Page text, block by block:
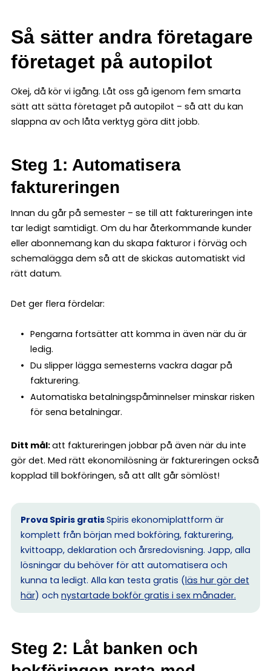
Så sätter andra företagare
företaget på autopilot
Okej, då kör vi igång. Låt oss gå igenom fem smarta
sätt att sätta företaget på autopilot – så att du kan
slappna av och låta verktyg göra ditt jobb.
Steg 1: Automatisera
faktureringen
Innan du går på semester – se till att faktureringen inte
tar ledigt samtidigt. Om du har återkommande kunder
eller abonnemang kan du skapa fakturor i förväg och
schemalägga dem så att de skickas automatiskt vid
rätt datum.
Det ger flera fördelar:
Pengarna fortsätter att komma in även när du är
ledig.
Du slipper lägga semesterns vackra dagar på
fakturering.
Automatiska betalningspåminnelser minskar risken
för sena betalningar.
Ditt mål:att faktureringen jobbar på även när du inte
gör det. Med rätt ekonomilösning är faktureringen också
kopplad till bokföringen, så att allt går sömlöst!
Prova Spiris gratisSpiris ekonomiplattform är
komplett från början med bokföring, fakturering,
kvittoapp, deklaration och årsredovisning. Japp, alla
lösningar du behöver för att automatisera och
kunna ta ledigt. Alla kan testa gratis (läs hur gör det
här) och nystartade bokför gratis i sex månader.
Steg 2: Låt banken och